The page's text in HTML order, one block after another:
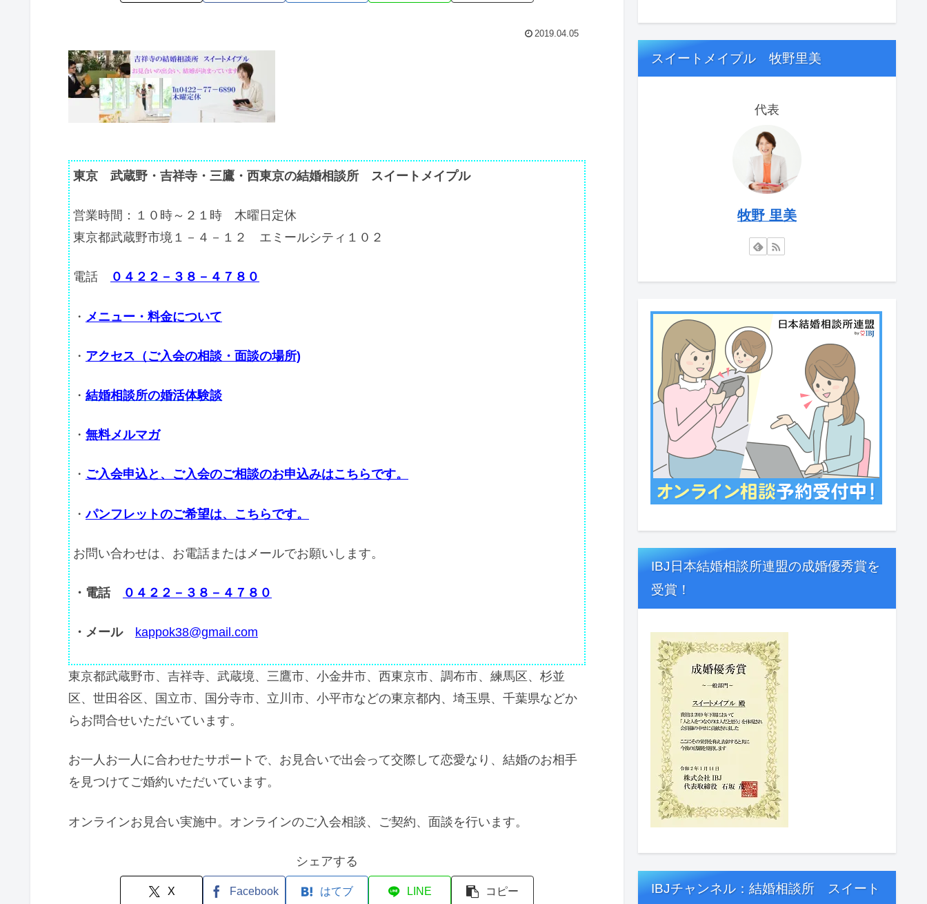
2019.04.05
東京 武蔵野・吉祥寺・三鷹・西東京の結婚相談所 スイートメイプル
営業時間：１０時～２１時 木曜日定休
東京都武蔵野市境１－４－１２ エミールシティ１０２
電話 ０４２２－３８－４７８０
・ メニュー・料金について
・ アクセス（ご入会の相談・面談の場所)
・ 結婚相談所の婚活体験談
・ 無料メルマガ
・ ご入会申込と、ご入会のご相談のお申込みはこちらです。
・パンフレットのご希望は、こちらです。
お問い合わせは、お電話またはメールでお願いします。
・電話 ０４２２－３８－４７８０
・メール kappok38@gmail.com
東京都武蔵野市、吉祥寺、武蔵境、三鷹市、小金井市、西東京市、調布市、練馬区、杉並
区、世田谷区、国立市、国分寺市、立川市、小平市などの東京都内、埼玉県、千葉県などか
らお問合せいただいています。
お一人お一人に合わせたサポートで、お見合いで出会って交際して恋愛なり、結婚のお相手
を見つけてご婚約いただいています。
オンラインお見合い実施中。オンラインのご入会相談、ご契約、面談を行います。
シェアする
X Facebook はてブ LINE コピー
スイートメイプル 牧野里美
代表
牧野 里美
IBJ日本結婚相談所連盟の成婚優秀賞を
受賞！
IBJチャンネル：結婚相談所 スイート